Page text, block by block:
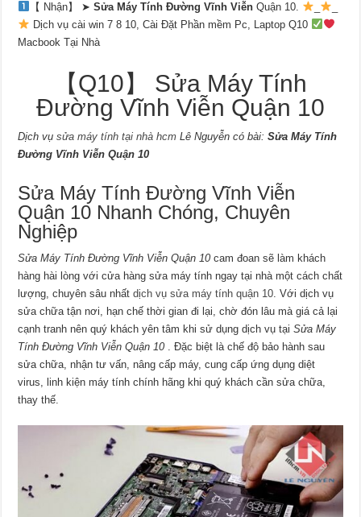
【 Nhận】 ➤Sửa Máy Tính Đường Vĩnh Viễn Quận 10.
Dịch vụ cài win 7 8 10, Cài Đặt Phần mềm Pc, Laptop Q10
Macbook Tại Nhà
【Q10】 Sửa Máy Tính
Đường Vĩnh Viễn Quận 10
Dịch vụ sửa máy tính tại nhà hcm Lê Nguyễn có bài:Sửa Máy Tính
Đường Vĩnh Viễn Quận 10
Sửa Máy Tính Đường Vĩnh Viễn
Quận 10 Nhanh Chóng, Chuyên
Nghiệp
Sửa Máy Tính Đường Vĩnh Viễn Quận 10cam đoan sẽ làm khách
hàng hài lòng với cửa hàng sửa máy tính ngay tại nhà một cách chất
lượng, chuyên sâu nhấtdịch vụ sửa máy tính quận 10. Với dịch vụ
sửa chữa tận nơi, hạn chế thời gian đi lại, chờ đón lâu mà giá cả lại
cạnh tranh nên quý khách yên tâm khi sử dụng dịch vụ tạiSửa Máy
Tính Đường Vĩnh Viễn Quận 10 . Đặc biệt là chế độ bảo hành sau
sửa chữa, nhận tư vấn, nâng cấp máy, cung cấp ứng dụng diệt
virus, linh kiện máy tính chính hãng khi quý khách cần sửa chữa,
thay thế.